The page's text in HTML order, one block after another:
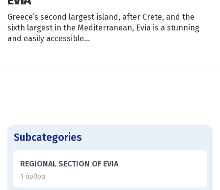
Greece’s second largest island, after Crete, and the
sixth largest in the Mediterranean, Evia is a stunning
and easily accessible…
Subcategories
REGIONAL SECTION OF EVIA
1 άρθρα